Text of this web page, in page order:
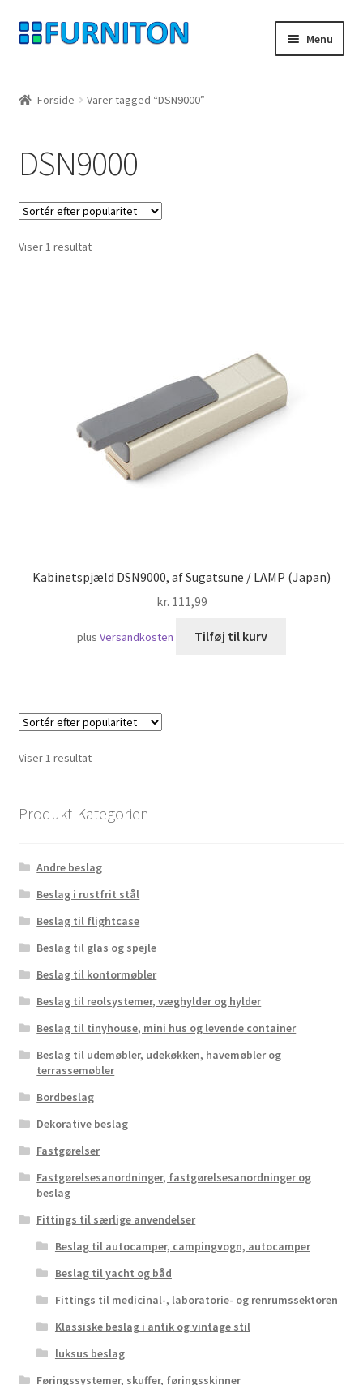
Spring
til
Spring
til
Menu
privatliv
fortrydelsesret
Kontakt
Forside Varer tagged “DSN9000”
DSN9000
Viser 1 resultat
Kabinetspjæld DSN9000, af Sugatsune / LAMP (Japan)
kr. 111,99
plusVersandkosten Tilføj til kurv
Viser 1 resultat
Produkt-Kategorien
Andre beslag
Beslag i rustfrit stål
Beslag til flightcase
Beslag til glas og spejle
Beslag til kontormøbler
Beslag til reolsystemer, væghylder og hylder
Beslag til tinyhouse, mini hus og levende container
Beslag til udemøbler, udekøkken, havemøbler og
terrassemøbler
Bordbeslag
Dekorative beslag
Fastgørelser
Fastgørelsesanordninger, fastgørelsesanordninger og
beslag
Fittings til særlige anvendelser
Beslag til autocamper, campingvogn, autocamper
Beslag til yacht og båd
Fittings til medicinal-, laboratorie- og renrumssektoren
Klassiske beslag i antik og vintage stil
luksus beslag
Føringssystemer, skuffer, føringsskinner